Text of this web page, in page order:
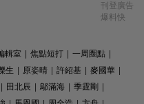
刊登廣告
爆料快
輯室 焦點短打 一周圈點
生 原姿晴 許紹基 麥國華
田北辰 鄔滿海 季霆剛